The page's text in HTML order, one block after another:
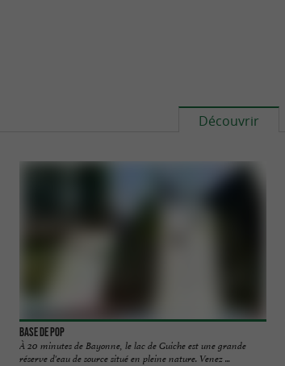
Découvrir
Base de Pop
À 20 minutes de Bayonne, le lac de Guiche est une grande
réserve d'eau de source situé en pleine nature. Venez ...